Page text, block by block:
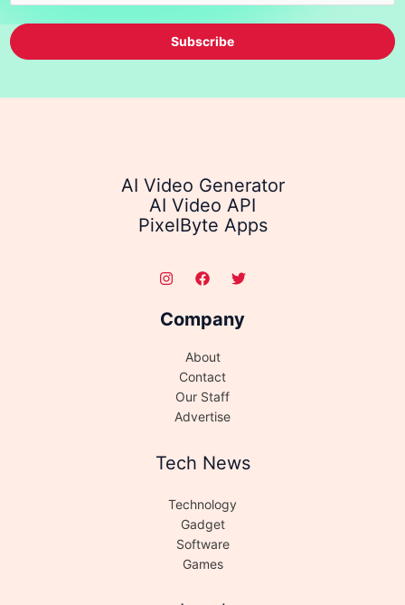
Subscribe
AI Video Generator
AI Video API
PixelByte Apps
Company
About
Contact
Our Staff
Advertise
Tech News
Technology
Gadget
Software
Games